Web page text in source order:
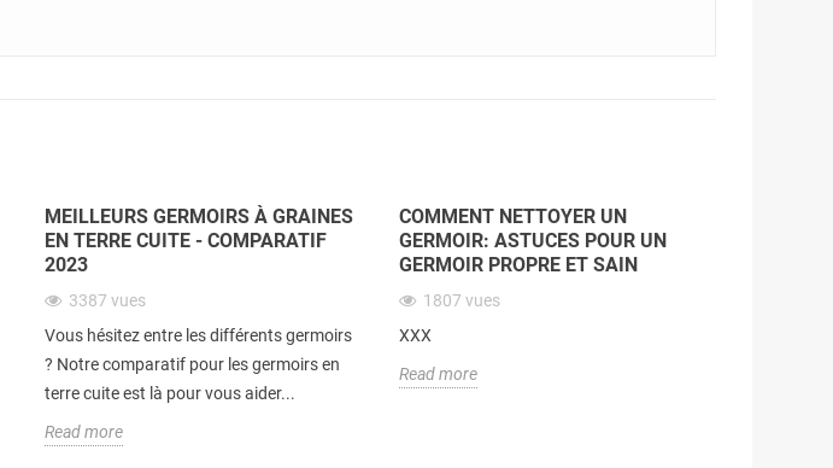
MEILLEURS GERMOIRS À GRAINES
EN TERRE CUITE - COMPARATIF
2023
3387vues
Vous hésitez entre les différents germoirs
? Notre comparatif pour les germoirs en
terre cuite est là pour vous aider...
Read more
COMMENT NETTOYER UN
GERMOIR: ASTUCES POUR UN
GERMOIR PROPRE ET SAIN
1807 vues
XXX
Read more